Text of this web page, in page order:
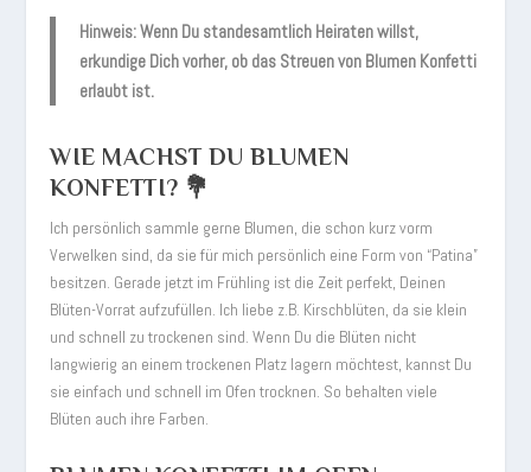
Hinweis: Wenn Du standesamtlich Heiraten willst,
erkundige Dich vorher, ob das Streuen von Blumen Konfetti
erlaubt ist.
WIE MACHST DU BLUMEN
KONFETTI? 💐
Ich persönlich sammle gerne Blumen, die schon kurz vorm
Verwelken sind, da sie für mich persönlich eine Form von “Patina”
besitzen. Gerade jetzt im Frühling ist die Zeit perfekt, Deinen
Blüten-Vorrat aufzufüllen. Ich liebe z.B. Kirschblüten, da sie klein
und schnell zu trockenen sind. Wenn Du die Blüten nicht
langwierig an einem trockenen Platz lagern möchtest, kannst Du
sie einfach und schnell im Ofen trocknen. So behalten viele
Blüten auch ihre Farben.